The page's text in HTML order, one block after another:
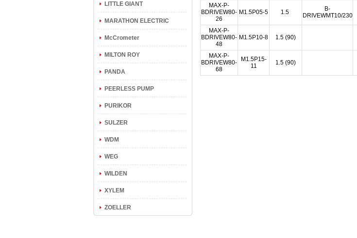
LITTLE GIANT
MARATHON ELECTRIC
McCrometer
MILTON ROY
PANDA
PEERLESS PUMP
PURIKOR
SULZER
WDM
WEG
WILDEN
XYLEM
ZOELLER
MAX-P-
BDRIVEW80-
26
M1.5P05-5 1.5
B-
DRIVEWMT10/230
MAX-P-
BDRIVEW80-
48
M1.5P10-8 1.5 (90)
MAX-P-
BDRIVEW80-
68
M1.5P15-
11
1.5 (90)